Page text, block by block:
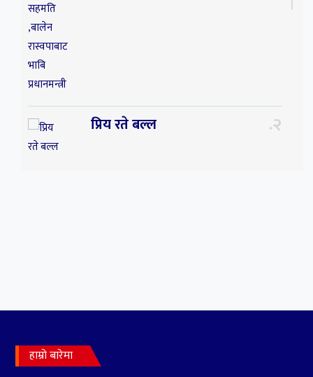
प्रिय रते बल्ल २
सर्पपालनमा झलनाथ खनाल
हाम्रो बारेमा